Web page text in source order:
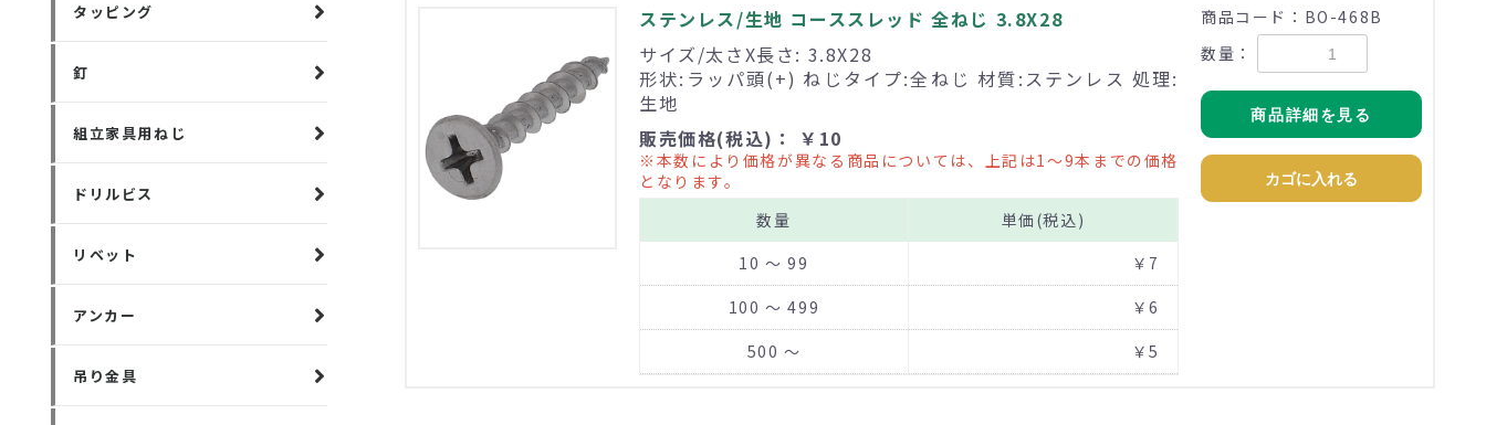
タッピング
釘
組立家具用ねじ
ドリルビス
リベット
アンカー
吊り金具
ステンレス/生地 コーススレッド 全ねじ 3.8X28
サイズ/太さX長さ: 3.8X28
形状:ラッパ頭(+) ねじタイプ:全ねじ 材質:ステンレス 処理:
生地
販売価格(税込)： ￥10
※本数により価格が異なる商品については、上記は1～9本までの価格
となります。
数量
単価(税込)
10 ～ 99
￥7
100 ～ 499
￥6
500 ～
￥5
商品コード：BO-468B
数量：
商品詳細を見る
カゴに入れる